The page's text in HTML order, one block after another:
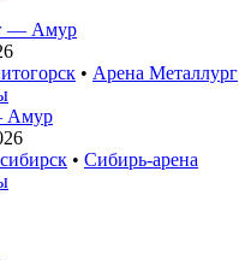
— Амур
• Арена Металлург
Амур
• Сибирь-арена